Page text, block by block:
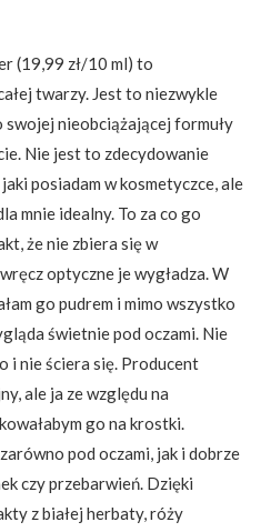
(19,99 zł/10 ml) to
twarzy. Jest to niezwykle
nieobciążającej formuły
Nie jest to zdecydowanie
posiadam w kosmetyczce, ale
mnie idealny. To za co go
że nie zbiera się w
optyczne je wygładza. W
go pudrem i mimo wszystko
świetnie pod oczami. Nie
i nie ściera się. Producent
ale ja ze względu na
go na krostki.
pod oczami, jak i dobrze
czy przebarwień. Dzięki
z białej herbaty, róży